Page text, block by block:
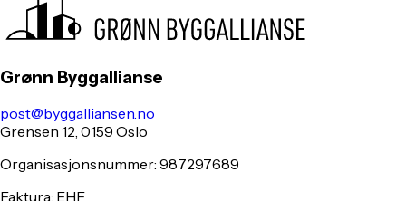
Grønn Byggallianse
post@byggalliansen.no
Grensen 12, 0159 Oslo
Organisasjonsnummer: 987297689
Faktura: EHF